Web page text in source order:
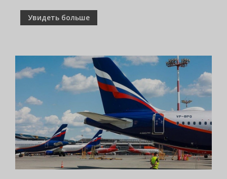
Увидеть больше